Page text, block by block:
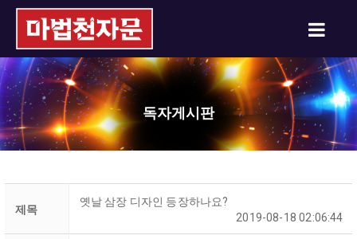
독자게시판
제목
옛날 삼장 디자인 등장하나요?
2019-08-18 02:06:44